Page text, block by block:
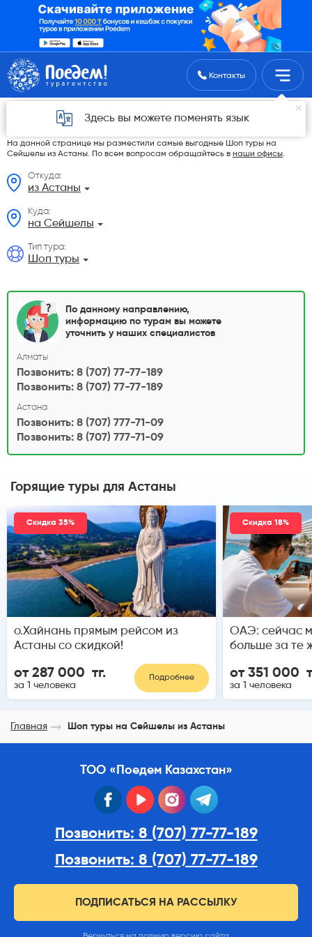
Поиск туровКонтакты
Здесь вы можете поменять язык
Шоп туры на Сейшелы из Астаны в 2026
На данной странице мы разместили самые выгодные Шоп туры на
Сейшелы из Астаны. По всем вопросам обращайтесь в наши офисы.
Откуда:
из Астаны
Куда:
на Сейшелы
Тип тура:
Шоп туры
По данному направлению,
информацию по турам вы можете
уточнить у наших специалистов
Алматы
Позвонить: 8 (707) 77-77-189
Позвонить: 8 (707) 77-77-189
Астана
Позвонить: 8 (707) 777-71-09
Позвонить: 8 (707) 777-71-09
Горящие туры для Астаны
Скидка 35%
о.Хайнань прямым рейсом из
Астаны со скидкой!
от 287 000 тг.
за 1 человека
Подробнее
Скидка 18%
ОАЭ: сейчас
больше за те
от 351 000
за 1 человека
Главная Шоп туры на Сейшелы из Астаны
ТОО «Поедем Казахстан»
facebook youtube instagram
Позвонить: 8 (707) 77-77-189
Позвонить: 8 (707) 77-77-189
ПОДПИСАТЬСЯ НА РАССЫЛКУ